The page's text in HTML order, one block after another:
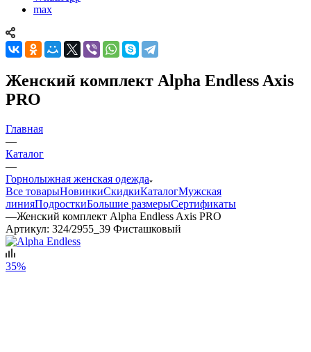
max
Женский комплект Alpha Endless Axis
PRO
Главная
—
Каталог
—
Горнолыжная женская одежда
Все товарыНовинкиСкидкиКаталогМужская
линияПодросткиБольшие размерыСертификаты
—Женский комплект Alpha Endless Axis PRO
Артикул: 324/2955_39 Фисташковый
35%